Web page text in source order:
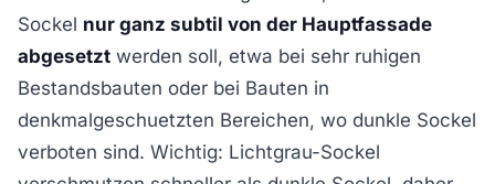
Sockel nur ganz subtil von der Hauptfassade
abgesetzt werden soll, etwa bei sehr ruhigen
Bestandsbauten oder bei Bauten in
denkmalgeschuetzten Bereichen, wo dunkle Sockel
verboten sind. Wichtig: Lichtgrau-Sockel